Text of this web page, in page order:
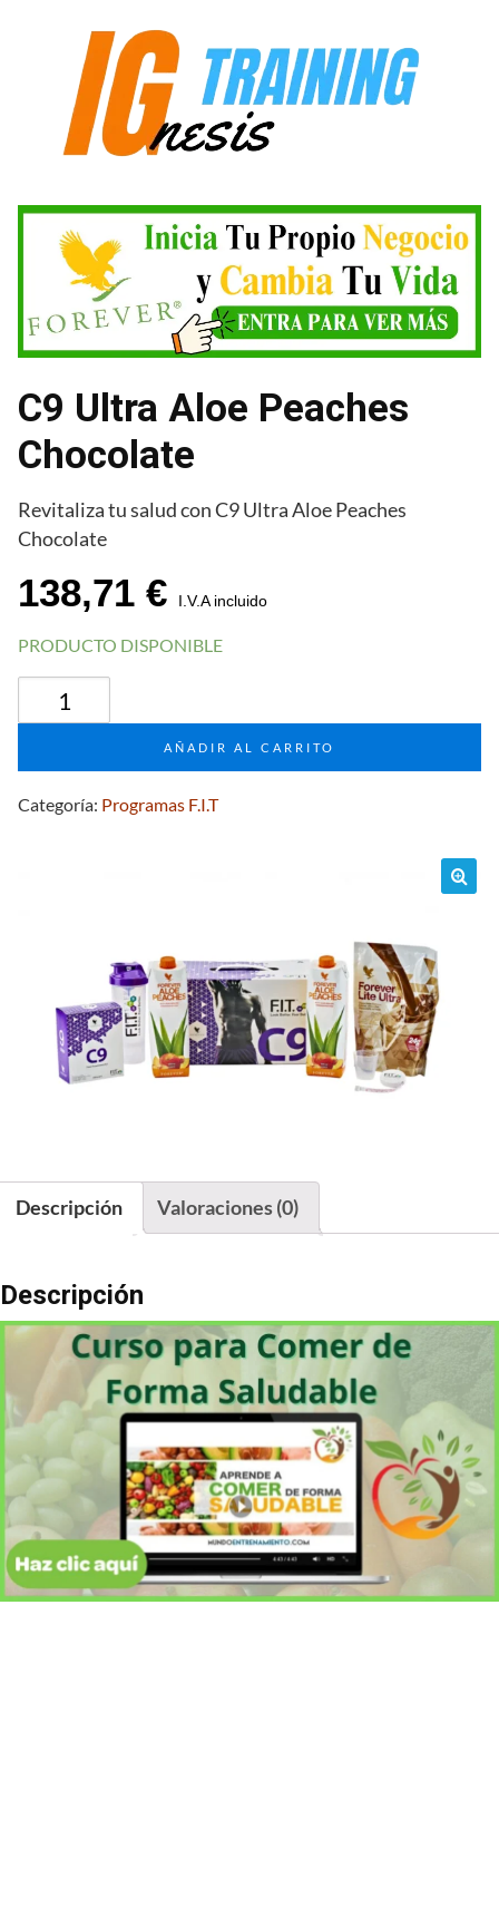
C9 Ultra Aloe Peaches
Chocolate
Revitaliza tu salud con C9 Ultra Aloe Peaches
Chocolate
138,71 € I.V.A incluido
PRODUCTO DISPONIBLE
Peaches
Chocolate
cantidad
AÑADIR AL CARRITO
Categoría: Programas F.I.T
Descripción Valoraciones (0)
Descripción